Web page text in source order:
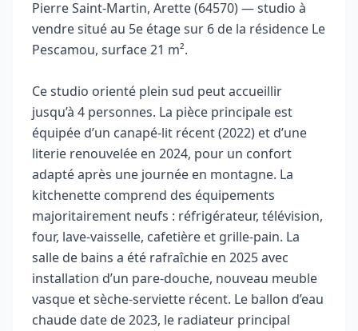
Pierre Saint‑Martin, Arette (64570) — studio à
vendre situé au 5e étage sur 6 de la résidence Le
Pescamou, surface 21 m².
Ce studio orienté plein sud peut accueillir
jusqu’à 4 personnes. La pièce principale est
équipée d’un canapé‑lit récent (2022) et d’une
literie renouvelée en 2024, pour un confort
adapté après une journée en montagne. La
kitchenette comprend des équipements
majoritairement neufs : réfrigérateur, télévision,
four, lave‑vaisselle, cafetière et grille‑pain. La
salle de bains a été rafraîchie en 2025 avec
installation d’un pare‑douche, nouveau meuble
vasque et sèche‑serviette récent. Le ballon d’eau
chaude date de 2023, le radiateur principal